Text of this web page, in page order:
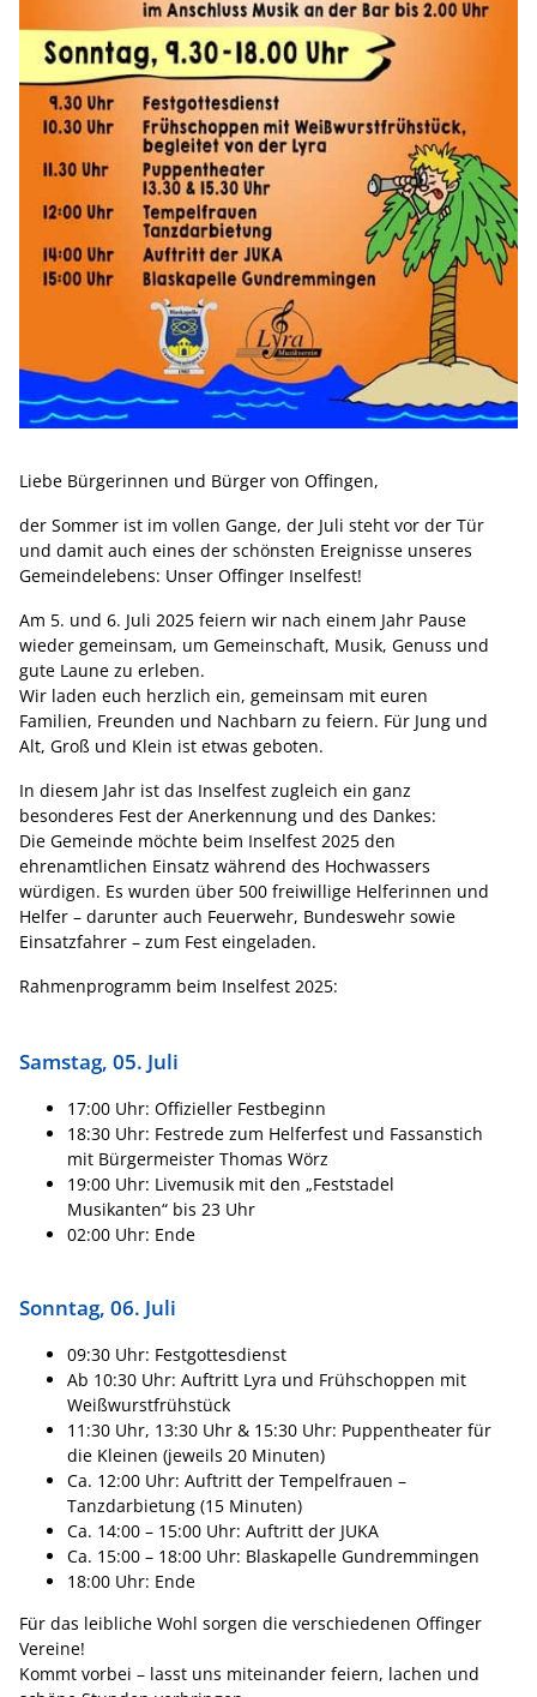
Liebe Bürgerinnen und Bürger von Offingen,
der Sommer ist im vollen Gange, der Juli steht vor der Tür
und damit auch eines der schönsten Ereignisse unseres
Gemeindelebens: Unser Offinger Inselfest!
Am 5. und 6. Juli 2025 feiern wir nach einem Jahr Pause
wieder gemeinsam, um Gemeinschaft, Musik, Genuss und
gute Laune zu erleben.
Wir laden euch herzlich ein, gemeinsam mit euren
Familien, Freunden und Nachbarn zu feiern. Für Jung und
Alt, Groß und Klein ist etwas geboten.
In diesem Jahr ist das Inselfest zugleich ein ganz
besonderes Fest der Anerkennung und des Dankes:
Die Gemeinde möchte beim Inselfest 2025 den
ehrenamtlichen Einsatz während des Hochwassers
würdigen. Es wurden über 500 freiwillige Helferinnen und
Helfer – darunter auch Feuerwehr, Bundeswehr sowie
Einsatzfahrer – zum Fest eingeladen.
Rahmenprogramm beim Inselfest 2025:
Samstag, 05. Juli
17:00 Uhr: Offizieller Festbeginn
18:30 Uhr: Festrede zum Helferfest und Fassanstich
mit Bürgermeister Thomas Wörz
19:00 Uhr: Livemusik mit den „Feststadel
Musikanten“ bis 23 Uhr
02:00 Uhr: Ende
Sonntag, 06. Juli
09:30 Uhr: Festgottesdienst
Ab 10:30 Uhr: Auftritt Lyra und Frühschoppen mit
Weißwurstfrühstück
11:30 Uhr, 13:30 Uhr & 15:30 Uhr: Puppentheater für
die Kleinen (jeweils 20 Minuten)
Ca. 12:00 Uhr: Auftritt der Tempelfrauen –
Tanzdarbietung (15 Minuten)
Ca. 14:00 – 15:00 Uhr: Auftritt der JUKA
Ca. 15:00 – 18:00 Uhr: Blaskapelle Gundremmingen
18:00 Uhr: Ende
Für das leibliche Wohl sorgen die verschiedenen Offinger
Vereine!
Kommt vorbei – lasst uns miteinander feiern, lachen und